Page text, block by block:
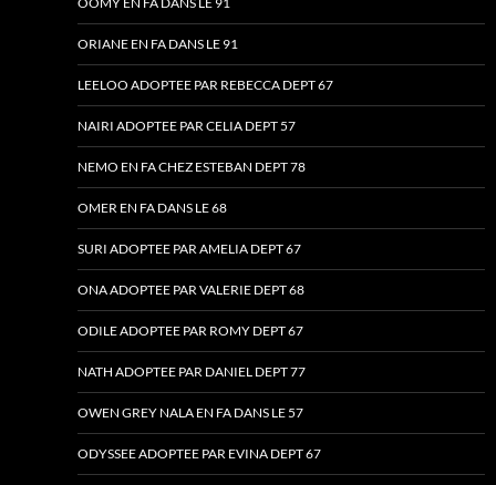
ORIANE EN FA DANS LE 91
LEELOO ADOPTEE PAR REBECCA DEPT 67
NAIRI ADOPTEE PAR CELIA DEPT 57
NEMO EN FA CHEZ ESTEBAN DEPT 78
OMER EN FA DANS LE 68
SURI ADOPTEE PAR AMELIA DEPT 67
ONA ADOPTEE PAR VALERIE DEPT 68
ODILE ADOPTEE PAR ROMY DEPT 67
NATH ADOPTEE PAR DANIEL DEPT 77
OWEN GREY NALA EN FA DANS LE 57
ODYSSEE ADOPTEE PAR EVINA DEPT 67